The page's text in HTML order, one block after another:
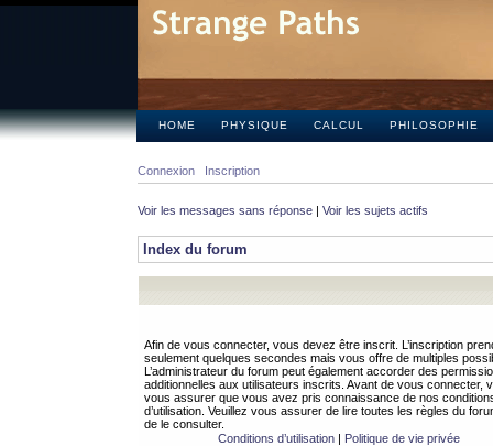
HOME PHYSIQUE CALCUL PHILOSOPHIE
Connexion Inscription
Voir les messages sans réponse | Voir les sujets actifs
Index du forum
Afin de vous connecter, vous devez être inscrit. L’inscription
seulement quelques secondes mais vous offre de multiples
L’administrateur du forum peut également accorder des
additionnelles aux utilisateurs inscrits. Avant de vous connecter,
vous assurer que vous avez pris connaissance de nos
d’utilisation. Veuillez vous assurer de lire toutes les règles du
de le consulter.
Conditions d’utilisation| Politique de vie privée